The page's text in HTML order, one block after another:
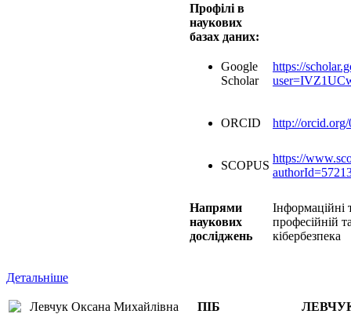
Профілі в
наукових
базах даних:
Google
Scholar
https://
ORCID http://
SCOPUS
https://
Напрями
наукових
досліджень
Інформаційні
професійній
кібербезпека
Детальніше
ПІБ